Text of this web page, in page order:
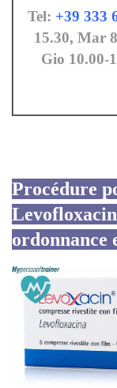
Tel: +39 333
15.30, Mar
Gio 10.00-
Procédure
ordonnance